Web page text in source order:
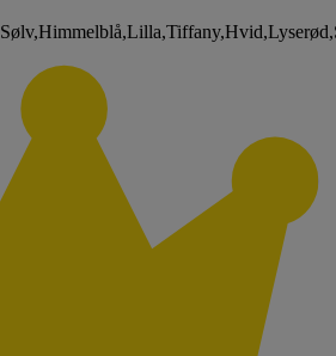
Sølv,Himmelblå,Lilla,Tiffany,Hvid,Lyserød,